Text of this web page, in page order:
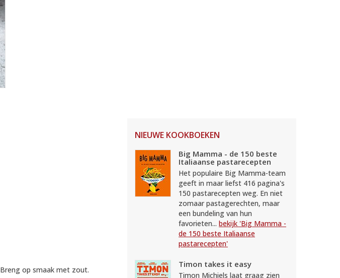
op smaak met zout.
NIEUWE KOOKBOEKEN
Big Mamma - de 150 beste
Italiaanse pastarecepten
Het populaire Big Mamma-team
geeft in maar liefst 416 pagina's
150 pastarecepten weg. En niet
zomaar pastagerechten, maar
een bundeling van hun
favorieten... bekijk 'Big Mamma -
de 150 beste Italiaanse
pastarecepten'
Timon takes it easy
Timon Michiels laat graag zien